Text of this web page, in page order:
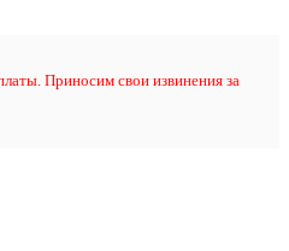
Приносим свои извинения за